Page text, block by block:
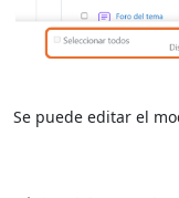
Se puede editar el